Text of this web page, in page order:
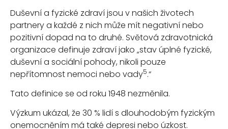
Duševní a fyzické zdraví jsou v našich životech
partnery a každé z nich může mít negativní nebo
pozitivní dopad na to druhé. Světová zdravotnická
organizace definuje zdraví jako „stav úplné fyzické,
duševní a sociální pohody, nikoli pouze
nepřítomnost nemoci nebo vady5.“
Tato definice se od roku 1948 nezměnila.
Výzkum ukázal, že 30 % lidí s dlouhodobým fyzickým
onemocněním má také depresi nebo úzkost.